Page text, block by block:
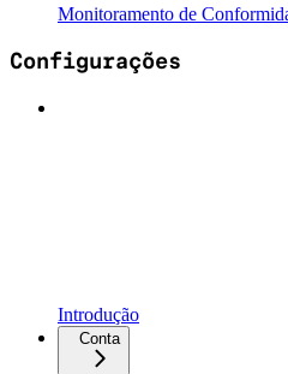
Monitoramento de
Configurações
Introdução
Conta